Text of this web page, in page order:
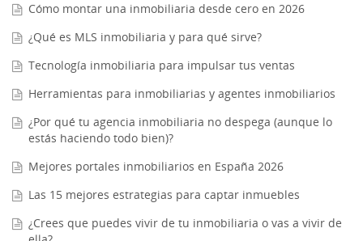
Cómo montar una inmobiliaria desde cero en 2026
¿Qué es MLS inmobiliaria y para qué sirve?
Tecnología inmobiliaria para impulsar tus ventas
Herramientas para inmobiliarias y agentes inmobiliarios
¿Por qué tu agencia inmobiliaria no despega (aunque lo
estás haciendo todo bien)?
Mejores portales inmobiliarios en España 2026
Las 15 mejores estrategias para captar inmuebles
¿Crees que puedes vivir de tu inmobiliaria o vas a vivir de